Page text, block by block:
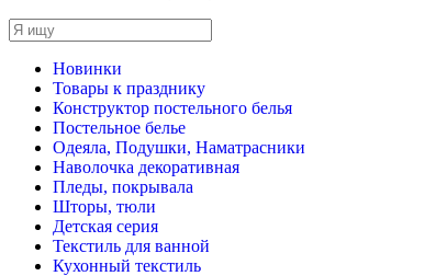
Новинки
Товары к празднику
Конструктор постельного белья
Постельное белье
Одеяла, Подушки, Наматрасники
Наволочка декоративная
Пледы, покрывала
Шторы, тюли
Детская серия
Текстиль для ванной
Кухонный текстиль